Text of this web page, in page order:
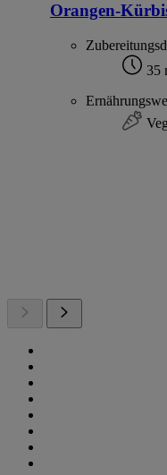
Orangen-
35